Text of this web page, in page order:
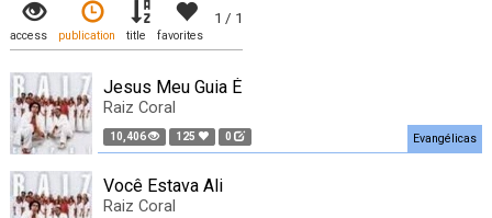
1 / 1
access publication title favorites
Jesus Meu Guia É
Raiz Coral
10,406 125 0 Evangélicas
Você Estava Ali
Raiz Coral